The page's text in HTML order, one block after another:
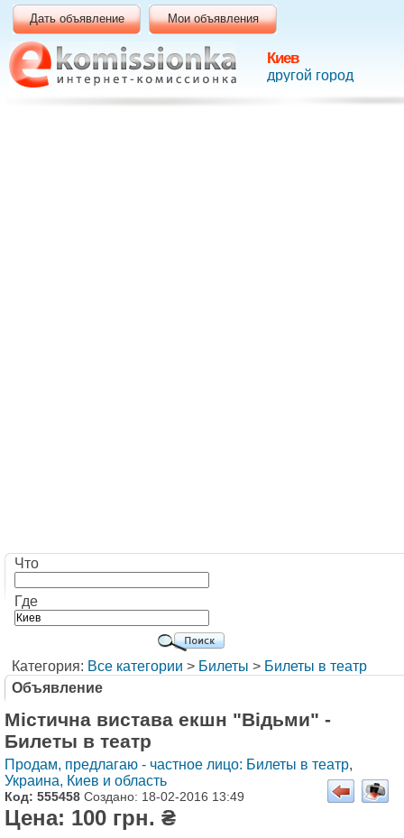
Киев
другой город
Дать объявление Мои объявления
Что
Где
Категория: Все категории > Билеты > Билеты в театр
Объявление
Містична вистава екшн "Відьми" -
Билеты в театр
Продам, предлагаю - частное лицо: Билеты в театр,
Украина, Киев и область
Код: 555458 Создано: 18-02-2016 13:49
Цена: 100 грн. ₴